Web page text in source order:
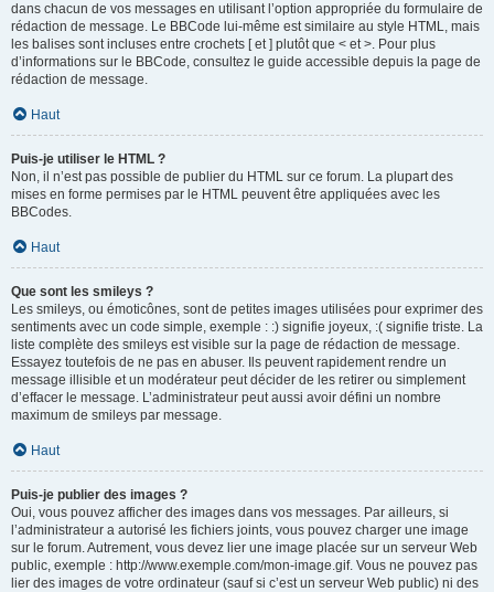
dans chacun de vos messages en utilisant l’option appropriée du formulaire de
rédaction de message. Le BBCode lui-même est similaire au style HTML, mais
les balises sont incluses entre crochets [ et ] plutôt que < et >. Pour plus
d’informations sur le BBCode, consultez le guide accessible depuis la page de
rédaction de message.
Haut
Puis-je utiliser le HTML ?
Non, il n’est pas possible de publier du HTML sur ce forum. La plupart des
mises en forme permises par le HTML peuvent être appliquées avec les
BBCodes.
Haut
Que sont les smileys ?
Les smileys, ou émoticônes, sont de petites images utilisées pour exprimer des
sentiments avec un code simple, exemple : :) signifie joyeux, :( signifie triste. La
liste complète des smileys est visible sur la page de rédaction de message.
Essayez toutefois de ne pas en abuser. Ils peuvent rapidement rendre un
message illisible et un modérateur peut décider de les retirer ou simplement
d’effacer le message. L’administrateur peut aussi avoir défini un nombre
maximum de smileys par message.
Haut
Puis-je publier des images ?
Oui, vous pouvez afficher des images dans vos messages. Par ailleurs, si
l’administrateur a autorisé les fichiers joints, vous pouvez charger une image
sur le forum. Autrement, vous devez lier une image placée sur un serveur Web
public, exemple : http://www.exemple.com/mon-image.gif. Vous ne pouvez pas
lier des images de votre ordinateur (sauf si c’est un serveur Web public) ni des